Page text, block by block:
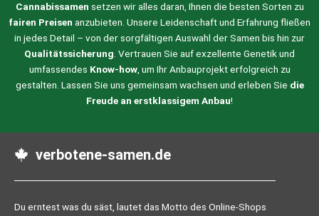
Cannabissamen setzen wir alles daran, Ihnen die besten Sorten zu
fairen Preisen anzubieten. Unsere Leidenschaft und Erfahrung fließen
in jedes Detail – von der sorgfältigen Auswahl der Samen bis hin zur
Qualitätssicherung . Vertrauen Sie auf exzellente Genetik und
umfassendes Know-how, um Ihr Anbauprojekt erfolgreich zu
gestalten. Lassen Sie uns gemeinsam wachsen und erleben Sie die
Freude an erstklassigem Anbau!
verbotene-samen.de
Du erntest was du säst, lautet das Motto des Online-Shops